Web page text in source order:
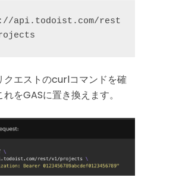
api.todoist.com/rest
クエストのcurlコマンドを確
をGASに置き換えます。